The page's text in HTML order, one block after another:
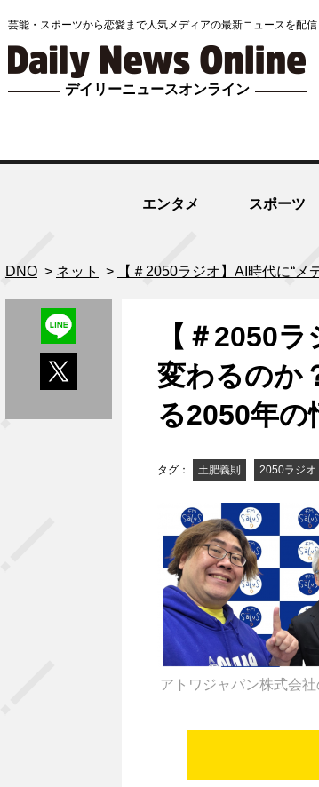
芸能・スポーツから恋愛まで人気メディアの最新ニュースを配信
デイリーニュースオンライン
エンタメ スポーツ
DNO > ネット > 【＃2050ラジオ】AI時代に“
【＃2050
変わるのか
る2050年の
タグ： 土肥義則 2050ラジオ
アトワジャパン株式会